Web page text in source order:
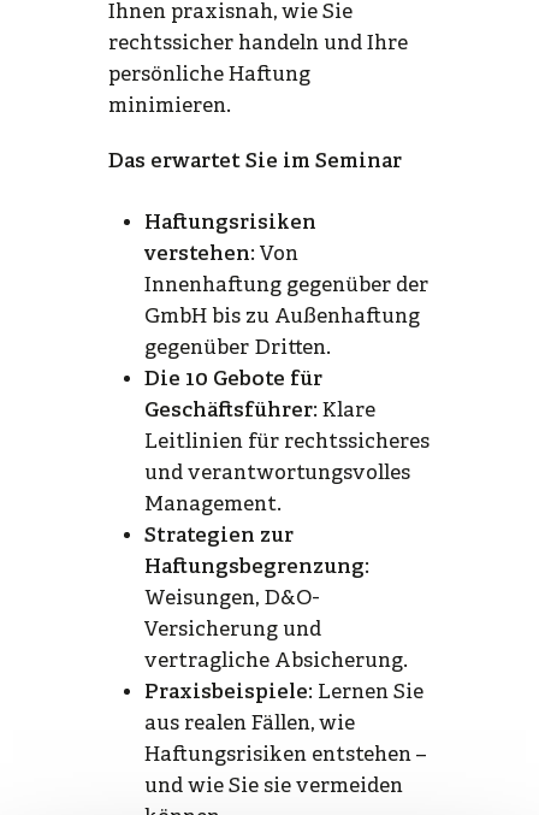
Ihnen praxisnah, wie Sie
rechtssicher handeln und Ihre
persönliche Haftung
minimieren.
Das erwartet Sie im Seminar
Haftungsrisiken
verstehen: Von
Innenhaftung gegenüber der
GmbH bis zu Außenhaftung
gegenüber Dritten.
Die 10 Gebote für
Geschäftsführer: Klare
Leitlinien für rechtssicheres
und verantwortungsvolles
Management.
Strategien zur
Haftungsbegrenzung:
Weisungen, D&O-
Versicherung und
vertragliche Absicherung.
Praxisbeispiele: Lernen Sie
aus realen Fällen, wie
Haftungsrisiken entstehen –
und wie Sie sie vermeiden